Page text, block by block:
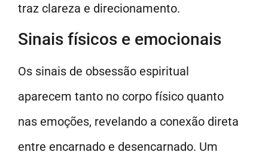
traz clareza e direcionamento.
Sinais físicos e emocionais
Os sinais de obsessão espiritual
aparecem tanto no corpo físico quanto
nas emoções, revelando a conexão direta
entre encarnado e desencarnado. Um